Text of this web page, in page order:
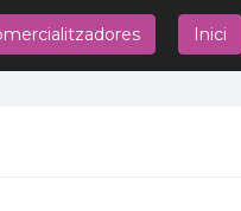
Inici